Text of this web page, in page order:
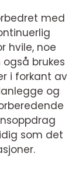
med
hvile, noe
også brukes
i forkant av
og
som det